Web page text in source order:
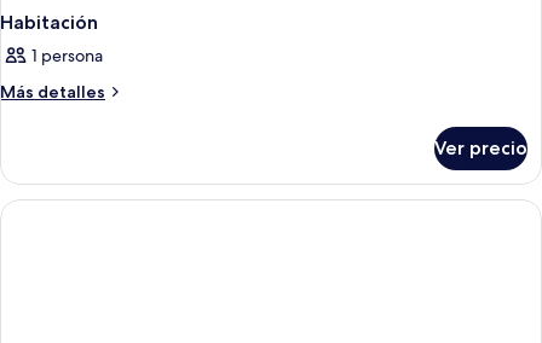
Habitación
1 persona
Más detalles
Más
Ver precio